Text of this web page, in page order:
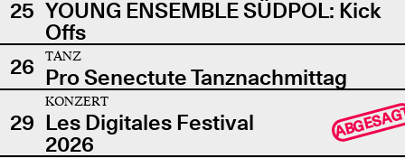
25 YOUNG ENSEMBLE SÜDPOL: Kick
Offs
26
TANZ
Pro Senectute Tanznachmittag
29
KONZERT
Les Digitales Festival
2026